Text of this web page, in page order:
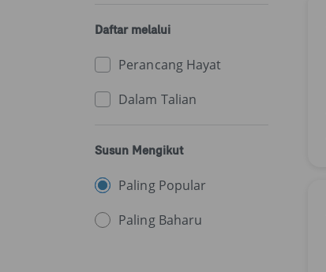
Daftar melalui
Perancang Hayat
Dalam Talian
Susun Mengikut
Paling Popular
Paling Baharu